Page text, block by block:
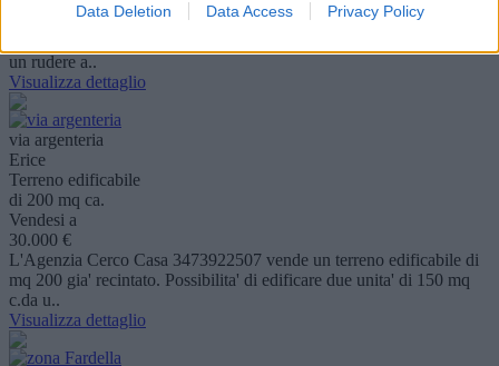
Data Deletion Data Access Privacy Policy
L'agenzia Cerco Casa 3473922507 vende a Rosariello immerso nel
un rudere a..
Visualizza dettaglio
via argenteria
Erice
Terreno edificabile
di 200 mq ca.
Vendesi a
30.000 €
L'Agenzia Cerco Casa 3473922507 vende un terreno edificabile di
mq 200 gia' recintato. Possibilita' di edificare due unita' di 150 mq
c.da u..
Visualizza dettaglio